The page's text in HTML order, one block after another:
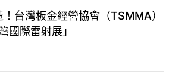
台灣板金經營協會（TSMMA）
國際雷射展」